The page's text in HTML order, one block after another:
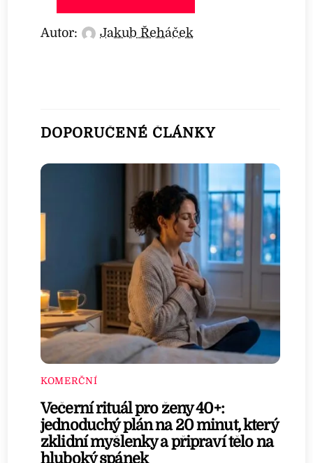
Autor: Jakub Řeháček
DOPORUČENÉ ČLÁNKY
KOMERČNÍ
Večerní rituál pro ženy 40+:
jednoduchý plán na 20 minut, který
zklidní myšlenky a připraví tělo na
hluboký spánek